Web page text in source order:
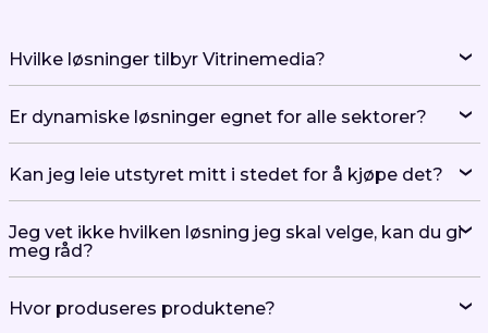
Kan jeg leie utstyret mitt i stedet for å kjøpe det?
Jeg vet ikke hvilken løsning jeg skal velge, kan du gi
Hvem utvikler VM APP, programvaren for